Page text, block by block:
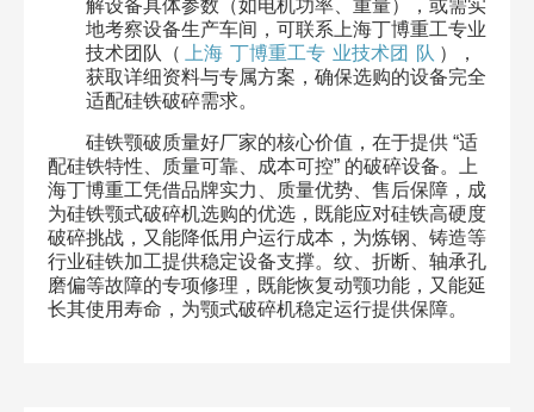
解设备具体参数（如电机功率、重量），或需实
地考察设备生产车间，可联系上海丁博重工专业
技术团队（
上海 丁博重工专 业技术团 队 ），
获取详细资料与专属方案，确保选购的设备完全
适配硅铁破碎需求。​
硅铁颚破质量好厂家的核心价值，在于提供 “适
配硅铁特性、质量可靠、成本可控” 的破碎设备。上
海丁博重工凭借品牌实力、质量优势、售后保障，成
为硅铁颚式破碎机选购的优选，既能应对硅铁高硬度
破碎挑战，又能降低用户运行成本，为炼钢、铸造等
行业硅铁加工提供稳定设备支撑。纹、折断、轴承孔
磨偏等故障的专项修理，既能恢复动颚功能，又能延
长其使用寿命，为颚式破碎机稳定运行提供保障。